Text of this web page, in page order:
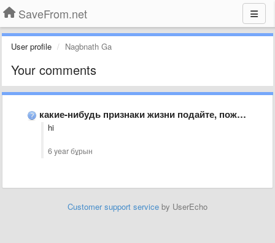
SaveFrom.net
User profile Nagbnath Ga
Your comments
какие-нибудь признаки жизни подайте, пожалуйста. когда загрузка в инсте заработает?
hi
6 year бұрын
Customer support service by UserEcho